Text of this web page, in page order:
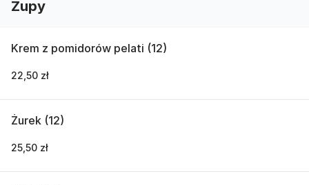
Zupy
Krem z pomidorów pelati (12)
22,50 zł
Żurek (12)
25,50 zł